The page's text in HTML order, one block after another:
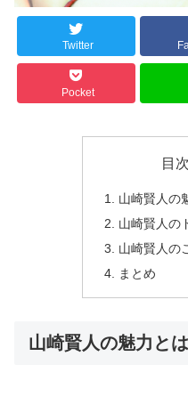
Twitter
Pocket
目次
山崎賢人の
山崎賢人の
山崎賢人の
まとめ
山崎賢人の魅力と